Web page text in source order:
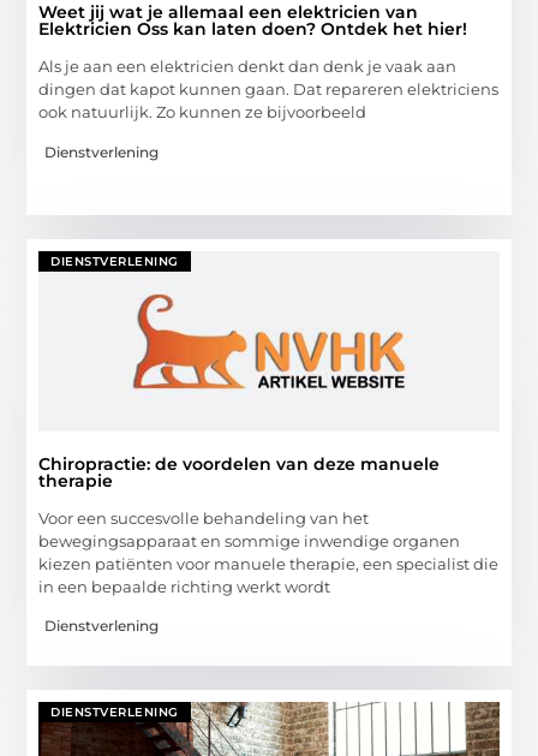
Weet jij wat je allemaal een elektricien van
Elektricien Oss kan laten doen? Ontdek het hier!
Als je aan een elektricien denkt dan denk je vaak aan
dingen dat kapot kunnen gaan. Dat repareren elektriciens
ook natuurlijk. Zo kunnen ze bijvoorbeeld
Dienstverlening
DIENSTVERLENING
Chiropractie: de voordelen van deze manuele
therapie
Voor een succesvolle behandeling van het
bewegingsapparaat en sommige inwendige organen
kiezen patiënten voor manuele therapie, een specialist die
in een bepaalde richting werkt wordt
Dienstverlening
DIENSTVERLENING